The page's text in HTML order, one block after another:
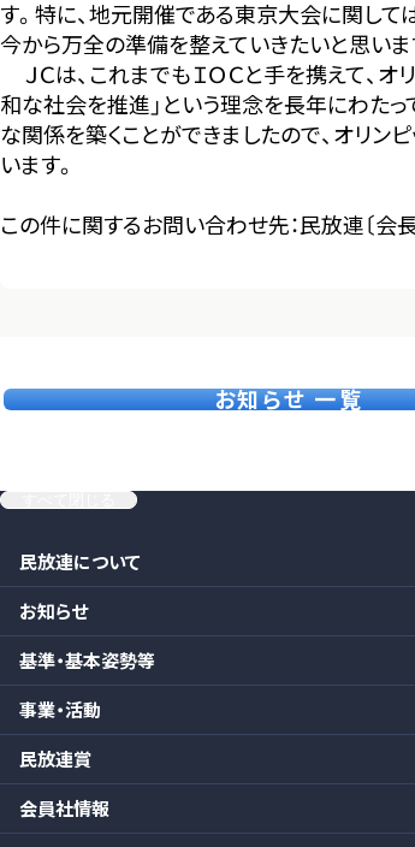
す。特に、地元開催である東京大会に関して
今から万全の準備を整えていきたいと思いま
ＪＣは、これまでもＩＯＣと手を携えて、
和な社会を推進」という理念を長年にわたっ
な関係を築くことができましたので、オリン
います。
この件に関するお問い合わせ先：民放連〔会長
お知らせ 一覧
民放連について
お知らせ
基準・基本姿勢等
事業・活動
民放連賞
会員社情報